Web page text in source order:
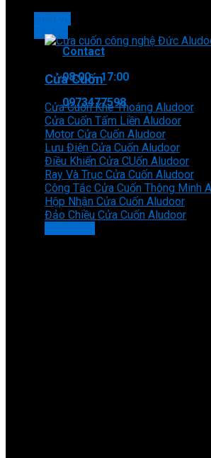
Tin tức
Contact
08:00 - 17:00
0973477598
Cửa Cuốn
Cửa Cuốn Khe Thoáng Aludoor
Cửa Cuốn Tấm Liền Aludoor
Motor Cửa Cuốn Aludoor
Lưu Điện Cửa Cuốn Aludoor
Điều Khiển Cửa CUốn Aludoor
Ray Và Trục Cửa Cuốn Aludoor
Công Tắc Cửa Cuốn Thông Minh
Hộp Nhận Cửa Cuốn Aludoor
Đảo Chiều Cửa Cuốn Aludoor